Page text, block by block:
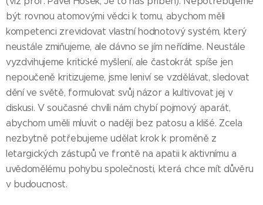
být rovnou atomovými vědci k tomu, abychom měli
kompetenci zrevidovat vlastní hodnotový systém, který
neustále zmiňujeme, ale dávno se jím neřídíme. Neustále
vyzdvihujeme kritické myšlení, ale častokrát spíše jen
nepoučeně kritizujeme, jsme leniví se vzdělávat, sledovat
dění ve světě, formulovat svůj názor a kultivovat jej v
diskusi. V současné chvíli nám chybí pojmový aparát,
abychom uměli mluvit o naději bez patosu a klišé. Zcela
nezbytně potřebujeme udělat krok k proměně z
letargických zástupů ve frontě na apatii k aktivnímu a
uvědomělému pohybu společnosti, která chce mít důvěru
v budoucnost.